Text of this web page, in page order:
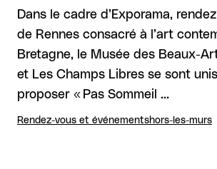
Dans le cadre d’Exporama,
de Rennes consacré à l’art
Bretagne, le Musée des Beaux-
et Les Champs Libres se sont
proposer « Pas Sommeil …
Rendez-vous et événementshors-les-murs